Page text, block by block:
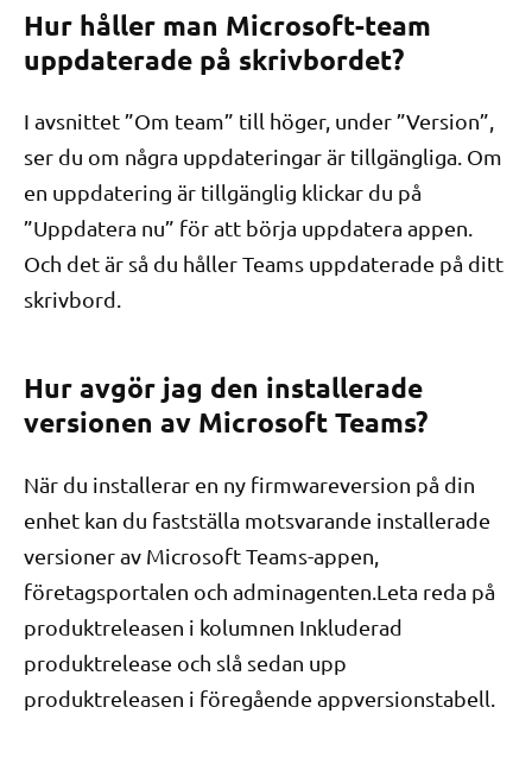
Hur håller man Microsoft-team
uppdaterade på skrivbordet?
I avsnittet ”Om team” till höger, under ”Version”,
ser du om några uppdateringar är tillgängliga. Om
en uppdatering är tillgänglig klickar du på
”Uppdatera nu” för att börja uppdatera appen.
Och det är så du håller Teams uppdaterade på ditt
skrivbord.
Hur avgör jag den installerade
versionen av Microsoft Teams?
När du installerar en ny firmwareversion på din
enhet kan du fastställa motsvarande installerade
versioner av Microsoft Teams-appen,
företagsportalen och adminagenten.Leta reda på
produktreleasen i kolumnen Inkluderad
produktrelease och slå sedan upp
produktreleasen i föregående appversionstabell.